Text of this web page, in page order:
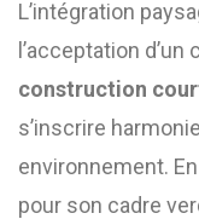
L’intégration
l’acceptation
construction
s’inscrire
environnement.
pour son cadre